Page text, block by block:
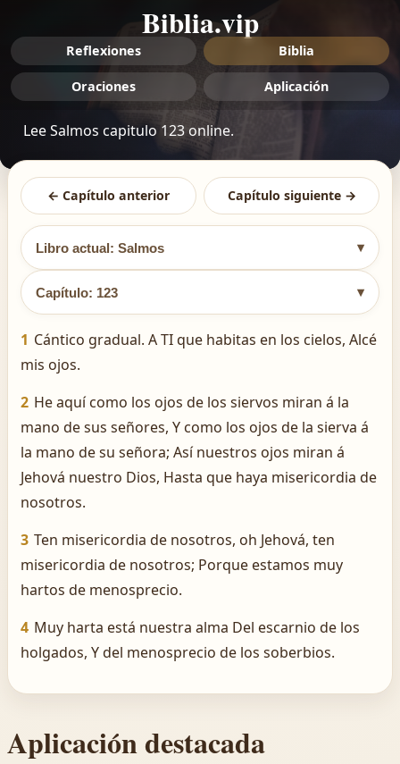
Biblia.vip
Reflexiones Biblia
Oraciones Aplicación
Lee Salmos capitulo 123 online.
← Capítulo anterior Capítulo siguiente →
Libro actual: Salmos ▾
Capítulo: 123 ▾
1 Cántico gradual. A TI que habitas en los cielos, Alcé
mis ojos.
2 He aquí como los ojos de los siervos miran á la
mano de sus señores, Y como los ojos de la sierva á
la mano de su señora; Así nuestros ojos miran á
Jehová nuestro Dios, Hasta que haya misericordia de
nosotros.
3 Ten misericordia de nosotros, oh Jehová, ten
misericordia de nosotros; Porque estamos muy
hartos de menosprecio.
4 Muy harta está nuestra alma Del escarnio de los
holgados, Y del menosprecio de los soberbios.
Aplicación destacada